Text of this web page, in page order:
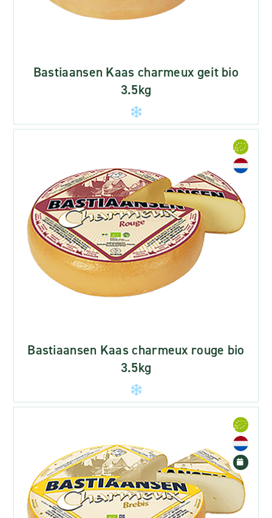
Bastiaansen Kaas charmeux geit bio
3.5kg
Bastiaansen Kaas charmeux rouge bio
3.5kg